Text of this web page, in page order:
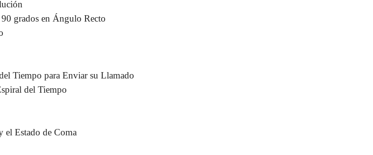
grados en Ángulo Recto
Tiempo para Enviar su Llamado
del Tiempo
el Estado de Coma